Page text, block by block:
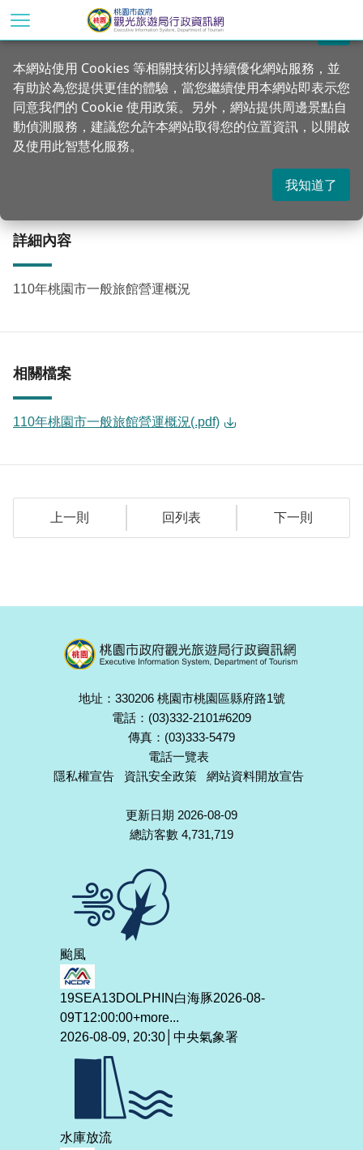
到
首頁 統計專區 公務統計方案
110年桃園市一般旅館營運概況
詳細內容
110年桃園市一般旅館營運概況
相關檔案
110年桃園市一般旅館營運概況(.pdf)
上一則 回列表 下一則
關閉
本網站使用 Cookies 等相關技術以持續優化網站服務，並
有助於為您提供更佳的體驗，當您繼續使用本網站即表示您
同意我們的 Cookie 使用政策。另外，網站提供周邊景點自
動偵測服務，建議您允許本網站取得您的位置資訊，以開啟
及使用此智慧化服務。
我知道了
地址：330206 桃園市桃園區縣府路1號
電話：(03)332-2101#6209
傳真：(03)333-5479
電話一覽表
隱私權宣告
資訊安全政策 網站資料開放宣告
更新日期 2026-08-09
總訪客數 4,731,719
颱風
19SEA13DOLPHIN白海豚2026-08-
09T12:00:00+more...
2026-08-09, 20:30│中央氣象署
水庫放流